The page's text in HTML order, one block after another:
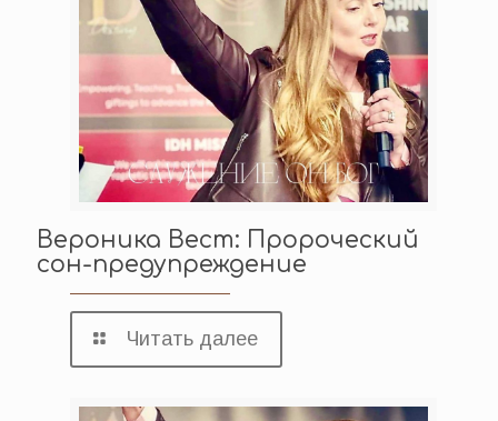
Вероника Вест: Пророческий
сон-предупреждение
Читать далее